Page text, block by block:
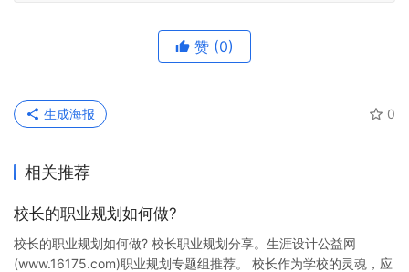
赞 (0)
0
生成海报
相关推荐
校长的职业规划如何做?
校长的职业规划如何做? 校长职业规划分享。生涯设计公益网
(www.16175.com)职业规划专题组推荐。 校长作为学校的灵魂，应